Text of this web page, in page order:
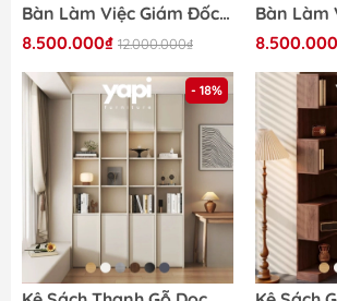
Bàn Làm Việc Giám Đốc Mặt Bàn Màu Vân Gỗ Phối Đen, Viền Kim Loại 200x40x75cm Yapi-BLD006
8.500.000₫ 12.000.000₫
- 18%